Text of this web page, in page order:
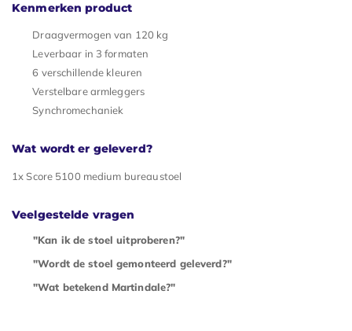
Kenmerken product
Draagvermogen van 120 kg
Leverbaar in 3 formaten
6 verschillende kleuren
Verstelbare armleggers
Synchromechaniek
Wat wordt er geleverd?
1x Score 5100 medium bureaustoel
Veelgestelde vragen
"Kan ik de stoel uitproberen?"
"Wordt de stoel gemonteerd geleverd?"
"Wat betekend Martindale?"